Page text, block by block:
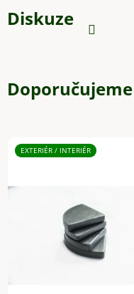
Diskuze
EXTERIÉR / INTERIÉR